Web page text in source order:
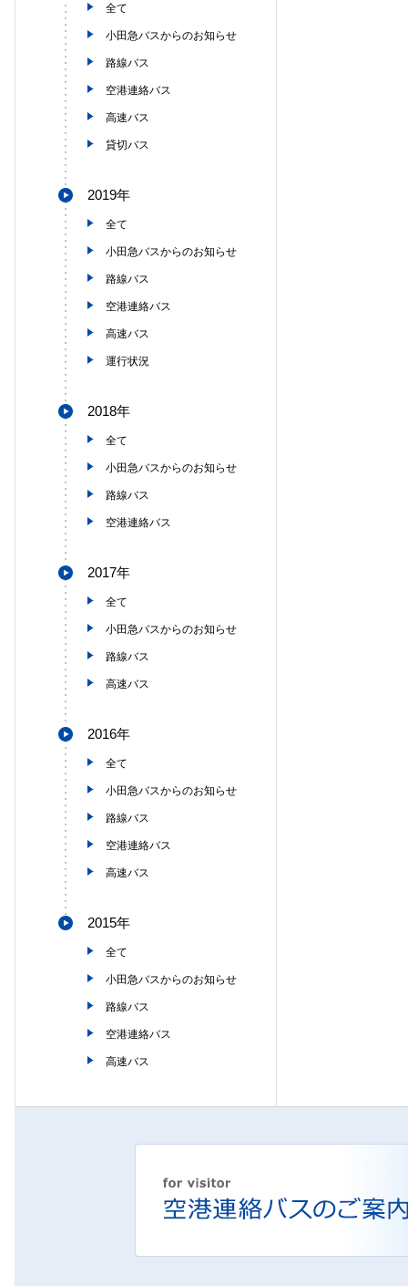
全て
小田急バスからのお知らせ
路線バス
空港連絡バス
高速バス
貸切バス
2019年
全て
小田急バスからのお知らせ
路線バス
空港連絡バス
高速バス
運行状況
2018年
全て
小田急バスからのお知らせ
路線バス
空港連絡バス
2017年
全て
小田急バスからのお知らせ
路線バス
高速バス
2016年
全て
小田急バスからのお知らせ
路線バス
空港連絡バス
高速バス
2015年
全て
小田急バスからのお知らせ
路線バス
空港連絡バス
高速バス